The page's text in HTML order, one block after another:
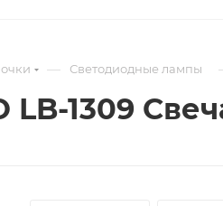
— Светодиодные лампы
1309